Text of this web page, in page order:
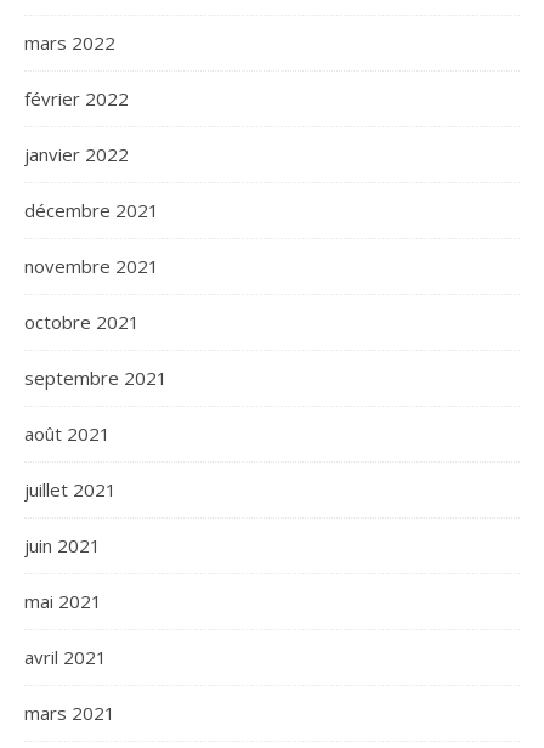
mars 2022
février 2022
janvier 2022
décembre 2021
novembre 2021
octobre 2021
septembre 2021
août 2021
juillet 2021
juin 2021
mai 2021
avril 2021
mars 2021